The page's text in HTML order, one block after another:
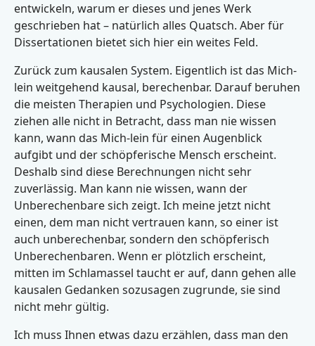
entwickeln, warum er dieses und jenes Werk
geschrieben hat – natürlich alles Quatsch. Aber für
Dissertationen bietet sich hier ein weites Feld.
Zurück zum kausalen System. Eigentlich ist das Mich-
lein weitgehend kausal, berechenbar. Darauf beruhen
die meisten Therapien und Psychologien. Diese
ziehen alle nicht in Betracht, dass man nie wissen
kann, wann das Mich-lein für einen Augenblick
aufgibt und der schöpferische Mensch erscheint.
Deshalb sind diese Berechnungen nicht sehr
zuverlässig. Man kann nie wissen, wann der
Unberechenbare sich zeigt. Ich meine jetzt nicht
einen, dem man nicht vertrauen kann, so einer ist
auch unberechenbar, sondern den schöpferisch
Unberechenbaren. Wenn er plötzlich erscheint,
mitten im Schlamassel taucht er auf, dann gehen alle
kausalen Gedanken sozusagen zugrunde, sie sind
nicht mehr gültig.
Ich muss Ihnen etwas dazu erzählen, dass man den